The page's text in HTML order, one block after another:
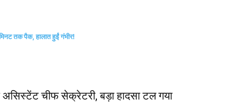
तक पैक, हालात हुईं गंभीर!
चीफ सेक्रेटरी, बड़ा हादसा टल गया